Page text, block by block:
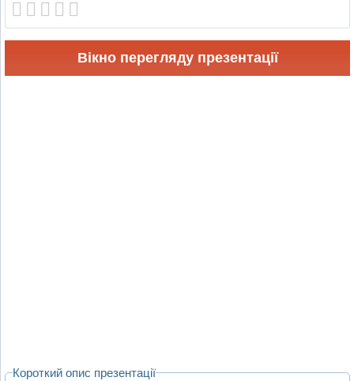
Вікно перегляду презентації
Короткий опис презентації